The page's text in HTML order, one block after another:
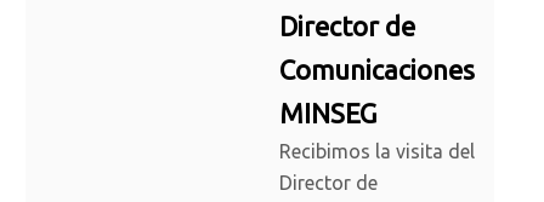
Director de
Comunicaciones
MINSEG
Recibimos la visita del
Director de